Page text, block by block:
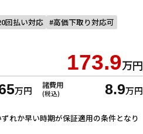
回払い対応
高価下取り対応可
173.9万円
万円 諸費用
(税込) 8.9万円
れか早い時期が保証適用の条件となり